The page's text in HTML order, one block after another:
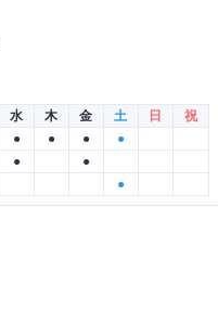
水 木 金 土 日
祝
● ● ●
●
●
●
●